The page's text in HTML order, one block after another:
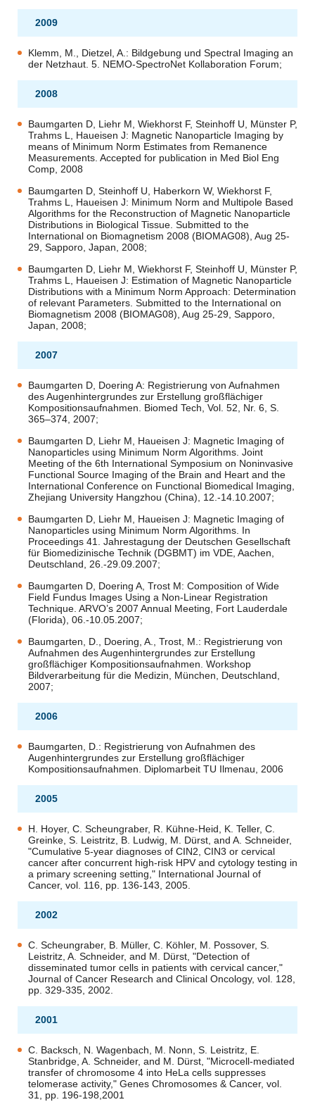
2009
Klemm, M., Dietzel, A.: Bildgebung und Spectral Imaging an
der Netzhaut. 5. NEMO-SpectroNet Kollaboration Forum;
2008
Baumgarten D, Liehr M, Wiekhorst F, Steinhoff U, Münster P,
Trahms L, Haueisen J: Magnetic Nanoparticle Imaging by
means of Minimum Norm Estimates from Remanence
Measurements. Accepted for publication in Med Biol Eng
Comp, 2008
Baumgarten D, Steinhoff U, Haberkorn W, Wiekhorst F,
Trahms L, Haueisen J: Minimum Norm and Multipole Based
Algorithms for the Reconstruction of Magnetic Nanoparticle
Distributions in Biological Tissue. Submitted to the
International on Biomagnetism 2008 (BIOMAG08), Aug 25-
29, Sapporo, Japan, 2008;
Baumgarten D, Liehr M, Wiekhorst F, Steinhoff U, Münster P,
Trahms L, Haueisen J: Estimation of Magnetic Nanoparticle
Distributions with a Minimum Norm Approach: Determination
of relevant Parameters. Submitted to the International on
Biomagnetism 2008 (BIOMAG08), Aug 25-29, Sapporo,
Japan, 2008;
2007
Baumgarten D, Doering A: Registrierung von Aufnahmen
des Augenhintergrundes zur Erstellung großflächiger
Kompositionsaufnahmen. Biomed Tech, Vol. 52, Nr. 6, S.
365–374, 2007;
Baumgarten D, Liehr M, Haueisen J: Magnetic Imaging of
Nanoparticles using Minimum Norm Algorithms. Joint
Meeting of the 6th International Symposium on Noninvasive
Functional Source Imaging of the Brain and Heart and the
International Conference on Functional Biomedical Imaging,
Zhejiang University Hangzhou (China), 12.-14.10.2007;
Baumgarten D, Liehr M, Haueisen J: Magnetic Imaging of
Nanoparticles using Minimum Norm Algorithms. In
Proceedings 41. Jahrestagung der Deutschen Gesellschaft
für Biomedizinische Technik (DGBMT) im VDE, Aachen,
Deutschland, 26.-29.09.2007;
Baumgarten D, Doering A, Trost M: Composition of Wide
Field Fundus Images Using a Non-Linear Registration
Technique. ARVO’s 2007 Annual Meeting, Fort Lauderdale
(Florida), 06.-10.05.2007;
Baumgarten, D., Doering, A., Trost, M.: Registrierung von
Aufnahmen des Augenhintergrundes zur Erstellung
großflächiger Kompositionsaufnahmen. Workshop
Bildverarbeitung für die Medizin, München, Deutschland,
2007;
2006
Baumgarten, D.: Registrierung von Aufnahmen des
Augenhintergrundes zur Erstellung großflächiger
Kompositionsaufnahmen. Diplomarbeit TU Ilmenau, 2006
2005
H. Hoyer, C. Scheungraber, R. Kühne-Heid, K. Teller, C.
Greinke, S. Leistritz, B. Ludwig, M. Dürst, and A. Schneider,
"Cumulative 5-year diagnoses of CIN2, CIN3 or cervical
cancer after concurrent high-risk HPV and cytology testing in
a primary screening setting," International Journal of
Cancer, vol. 116, pp. 136-143, 2005.
2002
C. Scheungraber, B. Müller, C. Köhler, M. Possover, S.
Leistritz, A. Schneider, and M. Dürst, "Detection of
disseminated tumor cells in patients with cervical cancer,"
Journal of Cancer Research and Clinical Oncology, vol. 128,
pp. 329-335, 2002.
2001
C. Backsch, N. Wagenbach, M. Nonn, S. Leistritz, E.
Stanbridge, A. Schneider, and M. Dürst, "Microcell-mediated
transfer of chromosome 4 into HeLa cells suppresses
telomerase activity," Genes Chromosomes & Cancer, vol.
31, pp. 196-198,2001